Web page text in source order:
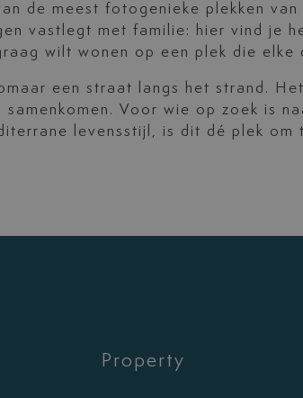
de meest fotogenieke plekken
vastlegt met familie: hier vind je
wilt wonen op een plek die
een straat langs het strand.
Voor wie op zoek is
levensstijl, is dit dé plek om
Property